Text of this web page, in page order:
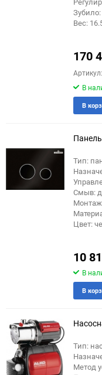
Зубило:
Вес:
170
В
В
Тип:
Смыв:
Цвет:
10
В
В
Тип:
Метод